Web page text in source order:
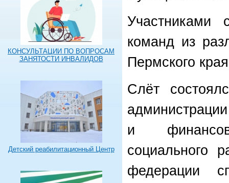
КОНСУЛЬТАЦИИ ПО ВОПРОСАМ
ЗАНЯТОСТИ ИНВАЛИДОВ
Детский реабилитационный Центр
Участниками
команд из
Пермского
Слёт
и
социального
федерации